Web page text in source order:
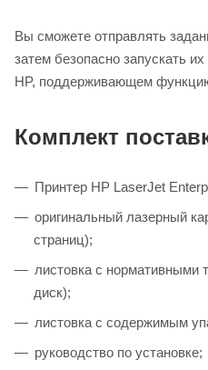
Вы сможете отправлять
затем безопасно запускать
HP, поддерживающем
Комплект
Принтер HP LaserJet
оригинальный лазерный
страниц);
листовка с нормативными
диск);
листовка с содержимым
руководство по установке;